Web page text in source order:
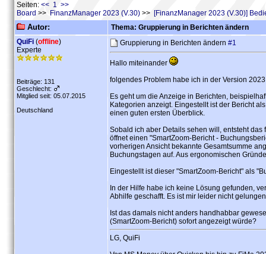
Seiten: << 1 >>
Board >> FinanzManager 2023 (V.30) >> [FinanzManager 2023 (V.30)]
Autor:
Thema: Gruppierung in Berichten ändern
QuiFi (offline)
Experte
Beiträge: 131
Geschlecht:
Mitglied seit: 05.07.2015
Deutschland
Gruppierung in Berichten ändern #1
Hallo miteinander
folgendes Problem habe ich in der Version
Es geht um die Anzeige in Berichten,
Kategorien anzeigt. Eingestellt ist der Bericht
einen guten ersten Überblick.
Sobald ich aber Details sehen will, entsteht
öffnet einen "SmartZoom-Bericht -
vorherigen Ansicht bekannte Gesamtsumme
Buchungstagen auf. Aus ergonomischen
Eingestellt ist dieser "SmartZoom-Bericht" als
In der Hilfe habe ich keine Lösung gefunden,
Abhilfe geschafft. Es ist mir leider nicht
Ist das damals nicht anders handhabbar
(SmartZoom-Bericht) sofort angezeigt würde?
LG, QuiFi